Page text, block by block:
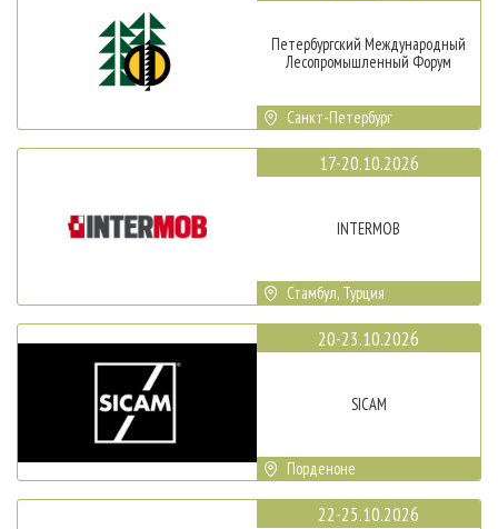
Петербургский Международный
Лесопромышленный Форум
Санкт-Петербург
17-20.10.2026
INTERMOB
Стамбул, Турция
20-23.10.2026
SICAM
Порденоне
22-25.10.2026